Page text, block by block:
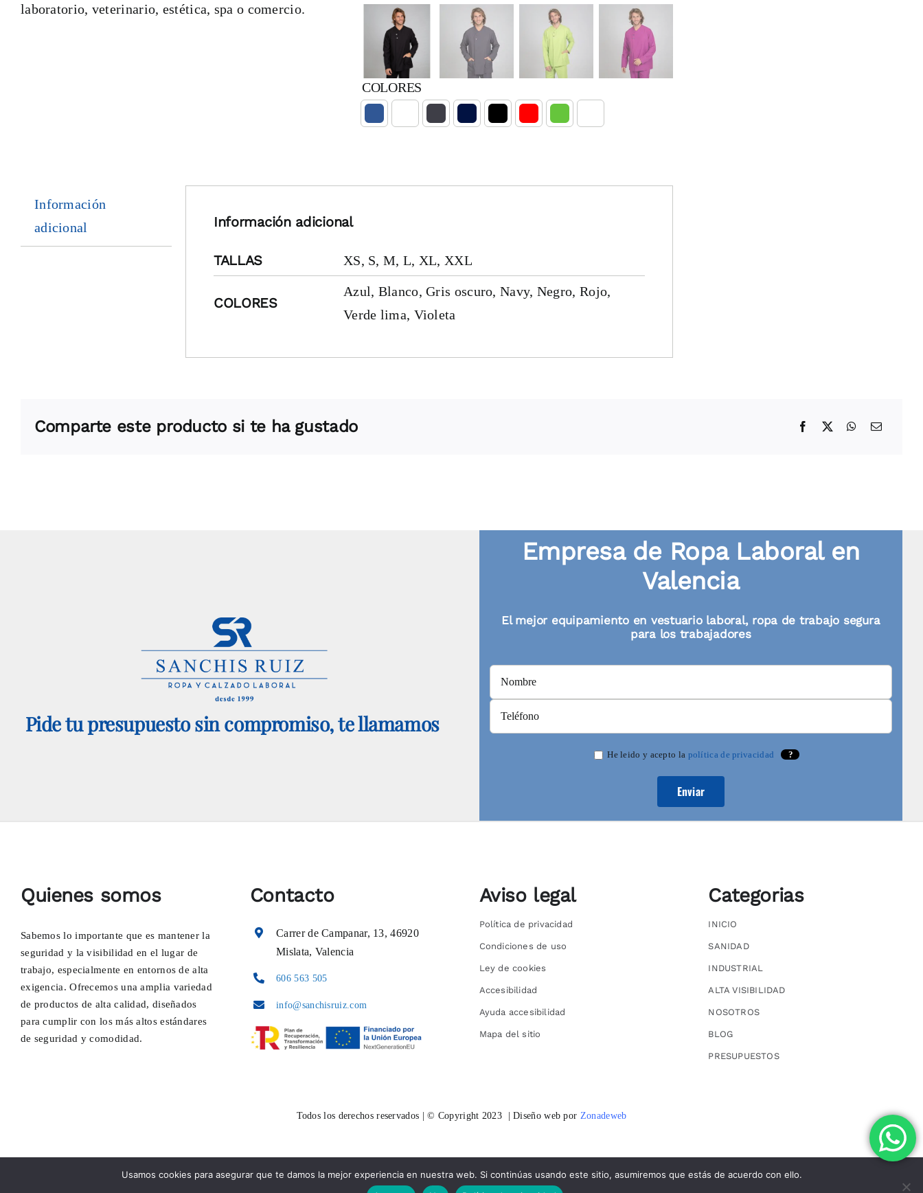
laboratorio, veterinario, estética, spa o comercio.
COLORES
Información
adicional
Información adicional
TALLAS XS, S, M, L, XL, XXL
COLORES
Azul, Blanco, Gris oscuro, Navy, Negro, Rojo,
Verde lima, Violeta
Comparte este producto si te ha gustado
Pide tu presupuesto sin compromiso, te llamamos
Empresa de Ropa Laboral en
Valencia
El mejor equipamiento en vestuario laboral, ropa de trabajo segura
para los trabajadores
He leido y acepto la política de privacidad ?
Quienes somos
Sabemos lo importante que es mantener la
seguridad y la visibilidad en el lugar de
trabajo, especialmente en entornos de alta
exigencia. Ofrecemos una amplia variedad
de productos de alta calidad, diseñados
para cumplir con los más altos estándares
de seguridad y comodidad.
Contacto
Carrer de Campanar, 13, 46920
Mislata, Valencia
606 563 505
info@sanchisruiz.com
Aviso legal
Política de privacidad
Condiciones de uso
Ley de cookies
Accesibilidad
Ayuda accesibilidad
Mapa del sitio
Categorias
INICIO
SANIDAD
INDUSTRIAL
ALTA VISIBILIDAD
NOSOTROS
BLOG
PRESUPUESTOS
Todos los derechos reservados | © Copyright 2023 | Diseño web por Zonadeweb
Usamos cookies para asegurar que te damos la mejor experiencia en nuestra web. Si continúas usando este sitio, asumiremos que estás de acuerdo con ello.